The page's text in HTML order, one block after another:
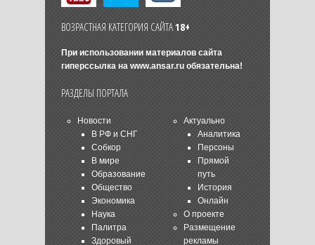
ВОЗРАСТНАЯ КАТЕГОРИЯ САЙТА18+
При использовании материалов сайта
гиперссылка на www.ansar.ruобязательна!
РАЗДЕЛЫ ПОРТАЛА
Новости
В РФ и СНГ
Собкор
В мире
Образование
Общество
Экономика
Наука
Палитра
Здоровый
Актуально
Аналитика
Персоны
Прямой
путь
История
Онлайн
О проекте
Размещение
рекламы